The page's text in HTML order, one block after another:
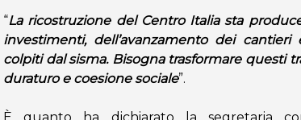
“La ricostruzione del Centro Italia sta
investimenti, dell’avanzamento dei
colpiti dal sisma. Bisogna trasformare questi
duraturo e coesione sociale”.